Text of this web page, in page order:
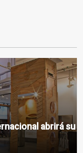
abrirá su